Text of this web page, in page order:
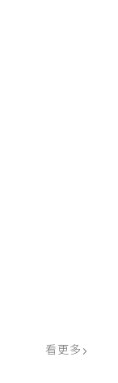
看更多